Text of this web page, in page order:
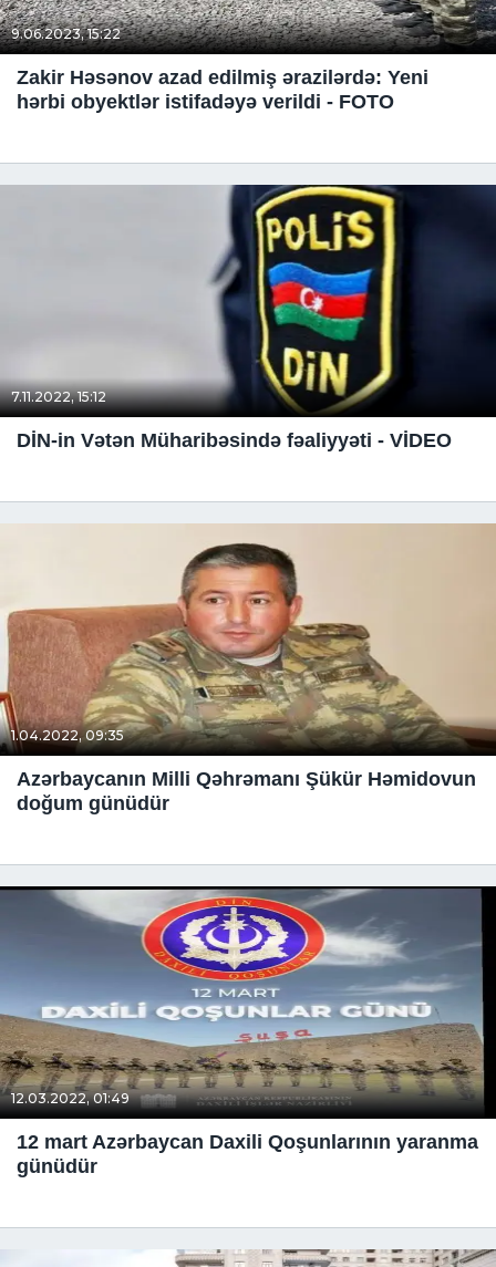
9.06.2023, 15:22
Zakir Həsənov azad edilmiş ərazilərdə: Yeni
hərbi obyektlər istifadəyə verildi - FOTO
7.11.2022, 15:12
DİN-in Vətən Müharibəsində fəaliyyəti - VİDEO
1.04.2022, 09:35
Azərbaycanın Milli Qəhrəmanı Şükür Həmidovun
doğum günüdür
12.03.2022, 01:49
12 mart Azərbaycan Daxili Qoşunlarının yaranma
günüdür